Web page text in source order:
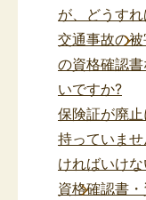
が、どうす
交通事故の
の資格確認
いですか?
保険証が廃
持っていま
ければいけ
資格確認書